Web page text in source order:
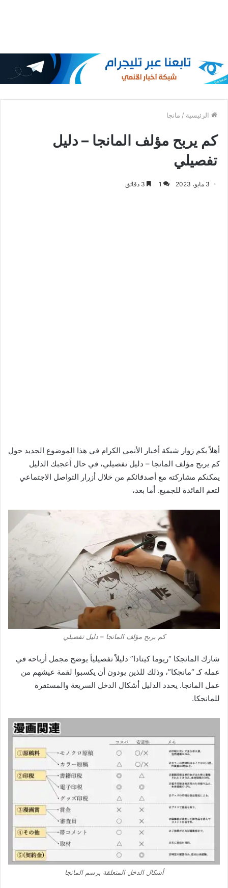
الرئيسية / مانجا
كم يربح مؤلف المانجا – دليل
تفصيلي
3 مايو، 2023 1
أهلاً بكم زوار شبكة أخبار الأنمي الكرام في هذا الموضوع الجديد حول
كم يربح مؤلف المانجا – دليل تفصيلي، في حال أعجبك الدليل
يمكنكم مشاركته مع أصدقائكم من خلال أزرار التواصل الاجتماعي
لتعم الفائدة للجميع. أما بعد،
كم يربح مؤلف المانجا – دليل تفصيلي
شارك المانجكا “ريوما كيتادا” دليلاً تفصيلياً يوضح مجمل أرباحه في
عمله كـ “مانجكا”، وذلك للذين يودون أن يكسبوا لقمة عيشهم من
عمل المانجا. يحدد الدليل أشكال الدخل السريعة والمستقرة
للمانجكا.
أشكال الدخل المتعلقة برسم المانجا